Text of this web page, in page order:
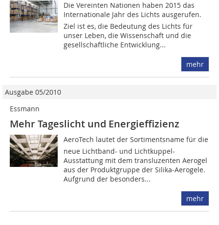
Die Vereinten Nationen haben 2015 das
Internationale Jahr des Lichts ausgerufen.
Ziel ist es, die Bedeutung des Lichts für
unser Leben, die Wissenschaft und die
gesellschaftliche Entwicklung...
mehr
Ausgabe 05/2010
Essmann
Mehr Tageslicht und Energieffizienz
AeroTech lautet der Sortimentsname für die
neue Lichtband- und Lichtkuppel-
Ausstattung mit dem transluzenten Aerogel
aus der Produktgruppe der Silika-Aerogele.
Aufgrund der besonders...
mehr